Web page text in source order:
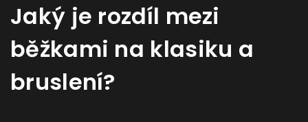
Jaký je rozdíl mezi
běžkami na klasiku a
bruslení?